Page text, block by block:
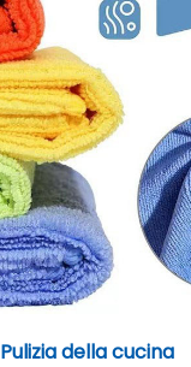
Pulizia della cucina